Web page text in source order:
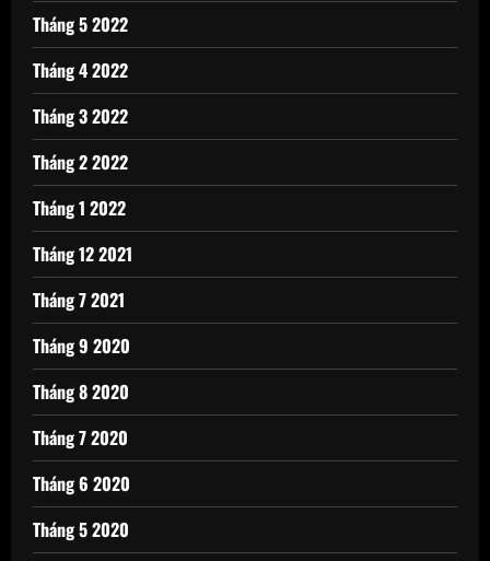
Tháng 5 2022
Tháng 4 2022
Tháng 3 2022
Tháng 2 2022
Tháng 1 2022
Tháng 12 2021
Tháng 7 2021
Tháng 9 2020
Tháng 8 2020
Tháng 7 2020
Tháng 6 2020
Tháng 5 2020